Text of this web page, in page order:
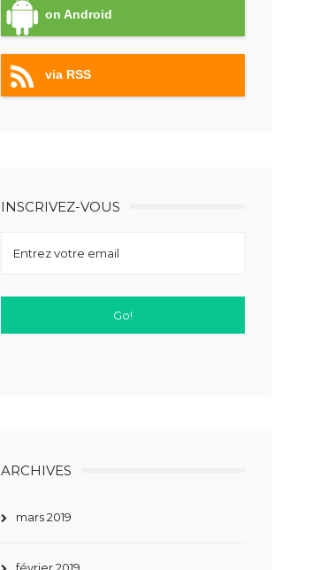
on Android
via RSS
INSCRIVEZ-VOUS
ARCHIVES
mars 2019